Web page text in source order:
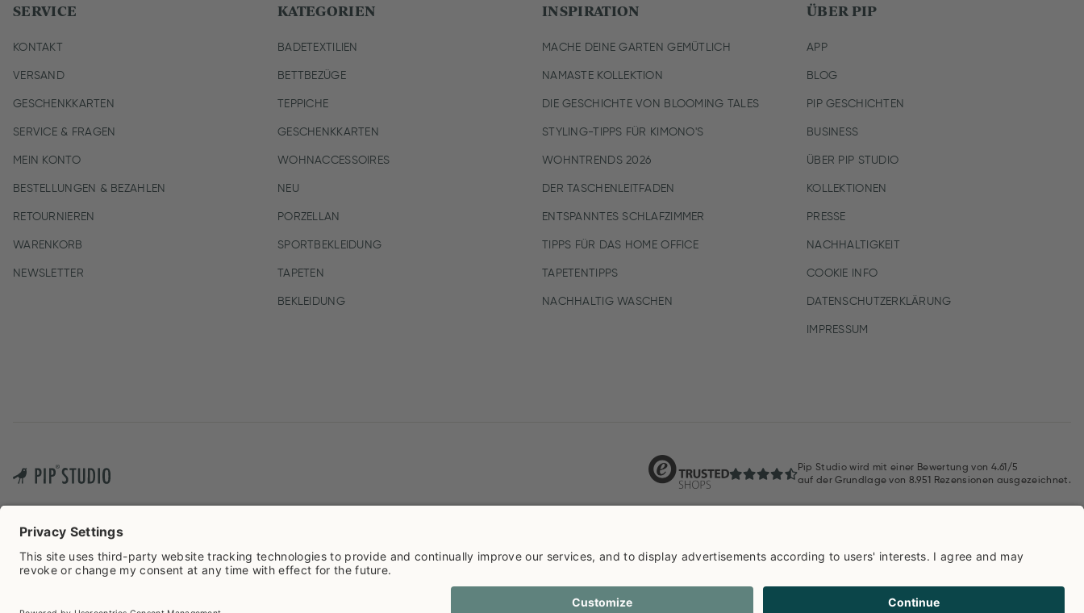
SERVICE
KONTAKT
VERSAND
GESCHENKKARTEN
SERVICE & FRAGEN
MEIN KONTO
BESTELLUNGEN & BEZAHLEN
RETOURNIEREN
WARENKORB
NEWSLETTER
KATEGORIEN
BADETEXTILIEN
BETTBEZÜGE
TEPPICHE
GESCHENKKARTEN
WOHNACCESSOIRES
NEU
PORZELLAN
SPORTBEKLEIDUNG
TAPETEN
BEKLEIDUNG
INSPIRATION
MACHE DEINE GARTEN GEMÜTLICH
NAMASTE KOLLEKTION
DIE GESCHICHTE VON BLOOMING TALES
STYLING-TIPPS FÜR KIMONO'S
WOHNTRENDS 2026
DER TASCHENLEITFADEN
ENTSPANNTES SCHLAFZIMMER
TIPPS FÜR DAS HOME OFFICE
TAPETENTIPPS
NACHHALTIG WASCHEN
ÜBER PIP
APP
BLOG
PIP GESCHICHTEN
BUSINESS
ÜBER PIP STUDIO
KOLLEKTIONEN
PRESSE
NACHHALTIGKEIT
COOKIE INFO
DATENSCHUTZERKLÄRUNG
IMPRESSUM
Pip Studio wird mit einer Bewertung von 4.61/5
auf der Grundlage von 8.951 Rezensionen ausgezeichnet.
Impressum Versandkosten